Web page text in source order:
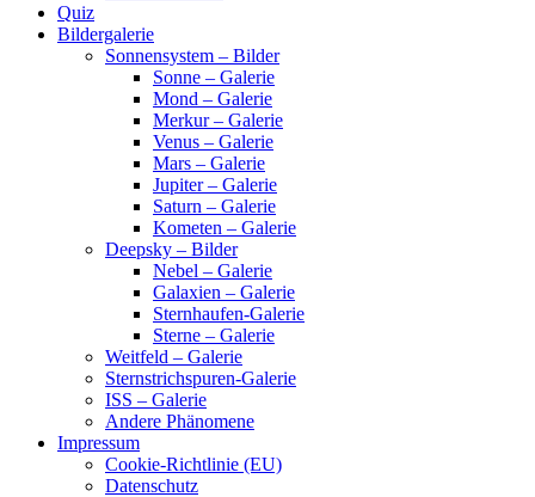
Quiz
Bildergalerie
Sonnensystem – Bilder
Sonne – Galerie
Mond – Galerie
Merkur – Galerie
Venus – Galerie
Mars – Galerie
Jupiter – Galerie
Saturn – Galerie
Kometen – Galerie
Deepsky – Bilder
Nebel – Galerie
Galaxien – Galerie
Sternhaufen-Galerie
Sterne – Galerie
Weitfeld – Galerie
Sternstrichspuren-Galerie
ISS – Galerie
Andere Phänomene
Impressum
Cookie-Richtlinie (EU)
Datenschutz